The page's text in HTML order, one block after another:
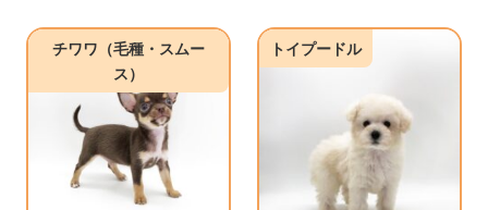
チワワ（毛種・スムー
ス）
トイプードル